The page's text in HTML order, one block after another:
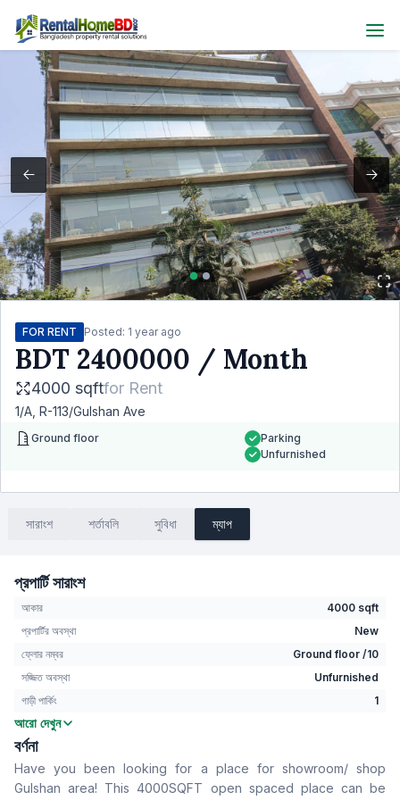
FOR RENT Posted: 1 year ago
BDT 2400000 / Month
4000 sqftfor Rent
1/A, R-113/Gulshan Ave
Ground floor
Parking
Unfurnished
সারাংশ শর্তাবলি সুবিধা ম্যাপ
প্রপার্টি সারাংশ
আকার
4000 sqft
প্রপার্টির অবস্থা
New
ফ্লোর নম্বর
Ground floor /10
সজ্জিত অবস্থা
Unfurnished
গাড়ী পার্কিং
1
বসার রুম
Drawing Room
খাবার রুম
No
ফ্লোর টাইপ
Tiled
আরো দেখুন
বর্ণনা
Have you been looking for a place for showroom/ shop
Gulshan area! This 4000SQFT open spaced place can be